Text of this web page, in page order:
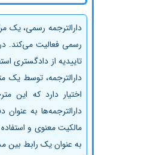
دارالترجمه رسمی، یک
رسمی فعالیت می‌کند.
تاییدیه از دادگستری
دارالترجمه، توسط یک
اختیار دارد که این
دارالترجمه‌ها به
مالکیت معنوی و
به عنوان یک رابط بین